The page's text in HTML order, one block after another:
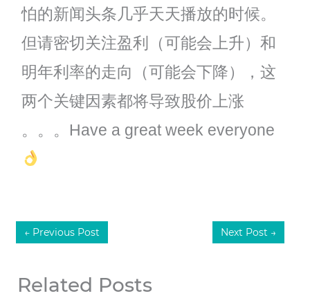
怕的新闻头条几乎天天播放的时候。
但请密切关注盈利（可能会上升）和
明年利率的走向（可能会下降），这
两个关键因素都将导致股价上涨
。。。Have a great week everyone
← Previous Post Next Post →
Related Posts